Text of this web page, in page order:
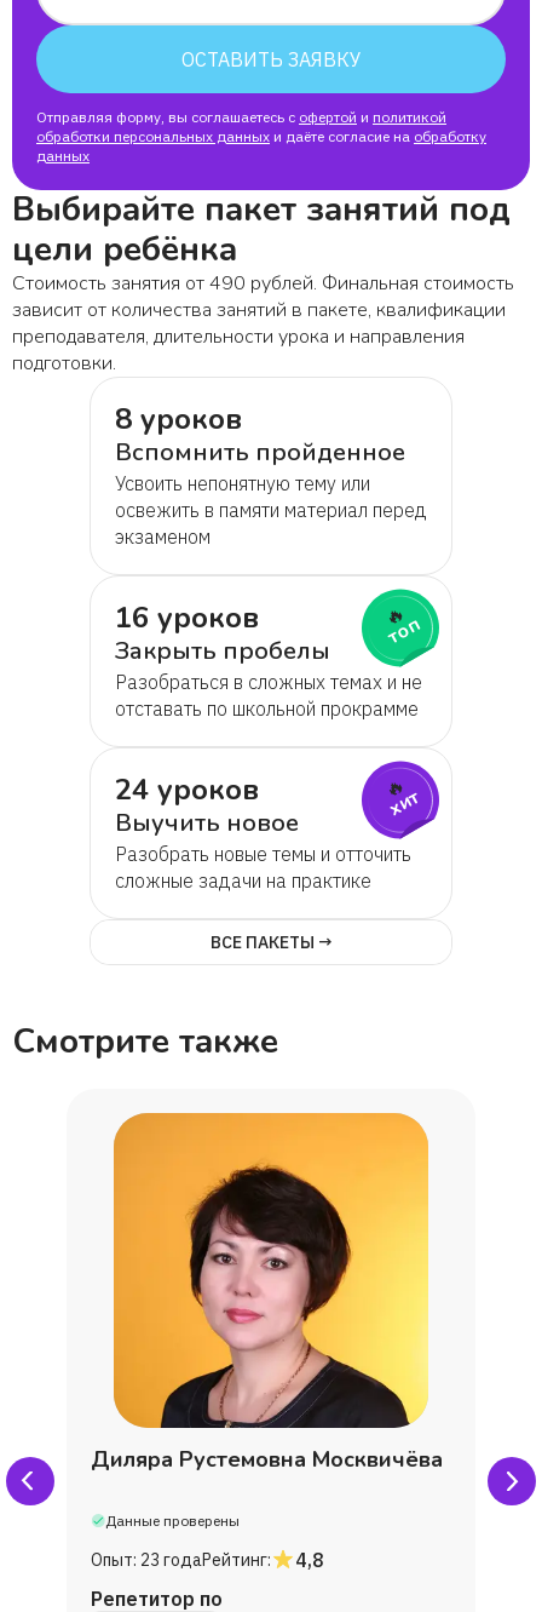
Амина
Арпине
Платон
Наталья
Ученик Елизавета, мама Елена
Юлия
Ольга
Анаит
Шарапат
Елена Ивановна Евдокимова
Лариса
Полина
Гардея
Дмитрий
Наталия
Катя Столярова
Татьяна
Матвей
ОСТАВИТЬ ЗАЯВКУ
Отправляя форму, вы соглашаетесь с офертой и политикой
обработки персональных данных и даёте согласие на обработку
данных
Выбирайте пакет занятий под
цели ребёнка
Стоимость занятия от 490 рублей. Финальная стоимость
зависит от количества занятий в пакете, квалификации
преподавателя, длительности урока и направления
подготовки.
8 уроков
Вспомнить пройденное
Усвоить непонятную тему или
освежить в памяти материал перед
экзаменом
16 уроков
Закрыть пробелы
Разобраться в сложных темах и не
отставать по школьной прокрамме
🔥
топ
24 уроков
Выучить новое
Разобрать новые темы и отточить
сложные задачи на практике
🔥
хит
ВСЕ ПАКЕТЫ →
Смотрите также
Диляра Рустемовна Москвичёва
Данные проверены
Опыт: 23 годаРейтинг:
4,8
Репетитор по